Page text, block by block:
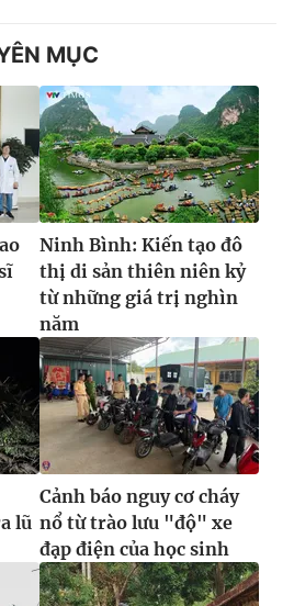
MỤC
Ninh Bình: Kiến tạo đô
thị di sản thiên niên kỷ
từ những giá trị nghìn
năm
lũ
Cảnh báo nguy cơ cháy
nổ từ trào lưu "độ" xe
đạp điện của học sinh